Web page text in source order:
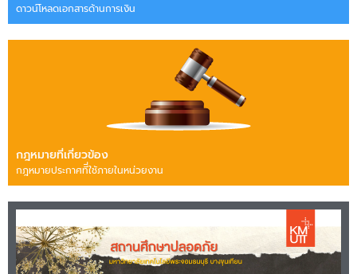
ดาวน์โหลดเอกสารด้านการเงิน
กฎหมายที่เกี่ยวข้อง
กฎหมายประกาศทีี่ใช้ภายในหน่วยงาน